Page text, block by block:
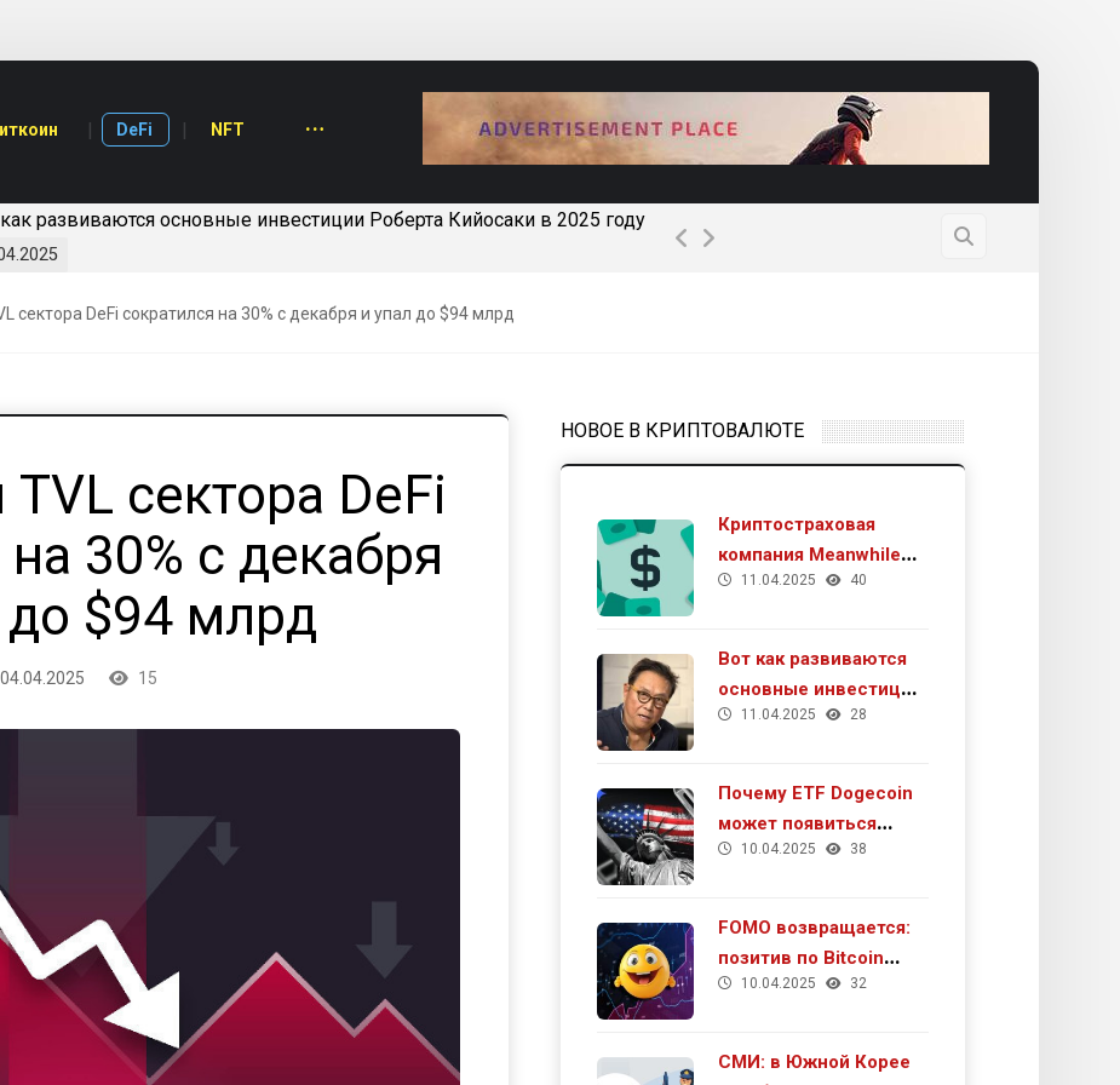
DeFi NFT
развиваются основные инвестиции Роберта Кийосаки в 2025 году
сектора DeFi сократился на 30% с декабря и упал до $94 млрд
сектора DeFi
30% с декабря
до $94 млрд
04.04.2025 15
НОВОЕ В КРИПТОВАЛЮТЕ
Криптостраховая
компания Meanwhile
получила $40 млн в
11.04.2025 40
Вот как развиваются
основные инвестиции
Роберта Кийосаки в
11.04.2025 28
Почему ETF Dogecoin
может появиться
очень скоро
10.04.2025 38
FOMO возвращается:
позитив по Bitcoin
усилился
10.04.2025 32
СМИ: в Южной Корее